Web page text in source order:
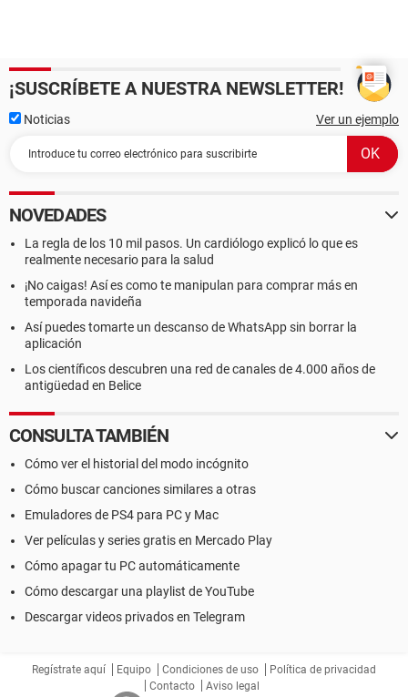
¡SUSCRÍBETE A NUESTRA NEWSLETTER!
Noticias Ver un ejemplo
NOVEDADES
La regla de los 10 mil pasos. Un cardiólogo explicó lo que es
realmente necesario para la salud
¡No caigas! Así es como te manipulan para comprar más en
temporada navideña
Así puedes tomarte un descanso de WhatsApp sin borrar la
aplicación
Los científicos descubren una red de canales de 4.000 años de
antigüedad en Belice
CONSULTA TAMBIÉN
Cómo ver el historial del modo incógnito
Cómo buscar canciones similares a otras
Emuladores de PS4 para PC y Mac
Ver películas y series gratis en Mercado Play
Cómo apagar tu PC automáticamente
Cómo descargar una playlist de YouTube
Descargar videos privados en Telegram
Regístrate aquí Equipo Condiciones de uso
Política de privacidad
Contacto
Aviso legal